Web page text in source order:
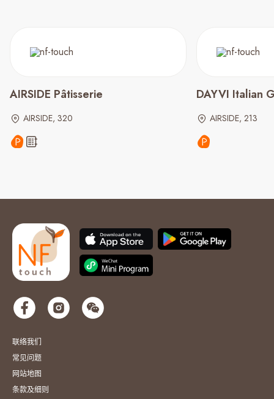
AIRSIDE Pâtisserie
AIRSIDE, 320
DAYVI Italian
AIRSIDE, 213
联络我们
常见问题
网站地图
条款及细则